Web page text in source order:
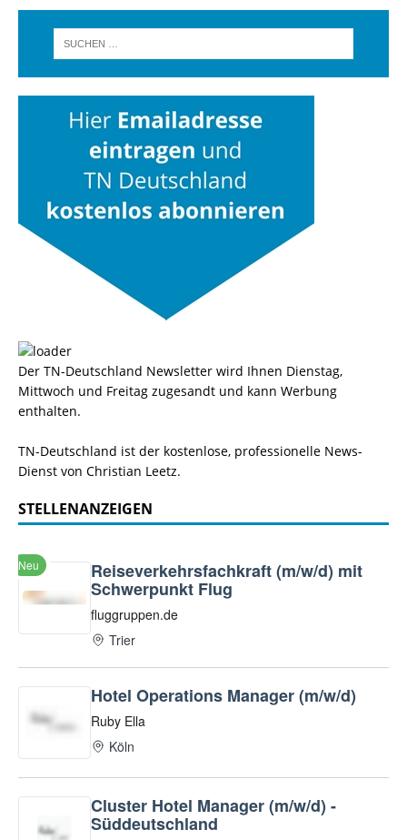
Der TN-Deutschland Newsletter wird Ihnen Dienstag,
Mittwoch und Freitag zugesandt und kann Werbung
enthalten.
TN-Deutschland ist der kostenlose, professionelle News-
Dienst von Christian Leetz.
STELLENANZEIGEN